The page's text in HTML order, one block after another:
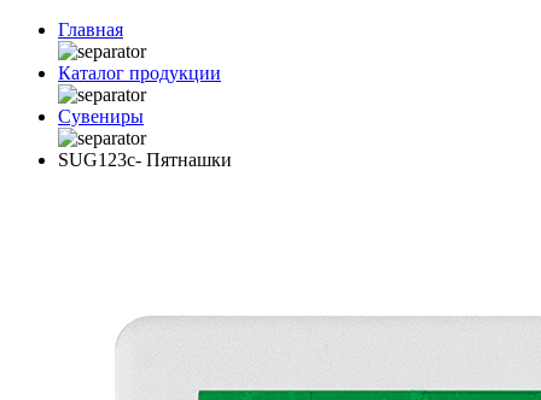
Главная
Каталог продукции
Сувениры
SUG123c- Пятнашки